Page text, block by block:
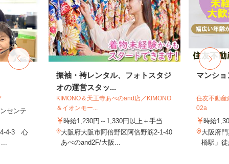
センテ
4-4-3 心
振袖・袴レンタル、フォトスタジ
オの運営スタッ...
KIMONO＆天王寺あべのand店／KIMONO
＆イオンモー...
時給1,230円～1,330円以上＋手当
大阪府大阪市阿倍野区阿倍野筋2-1-40
あべのand2F/大阪...
マンシ
住友不動産
02a
時給
大阪府
橋駅」